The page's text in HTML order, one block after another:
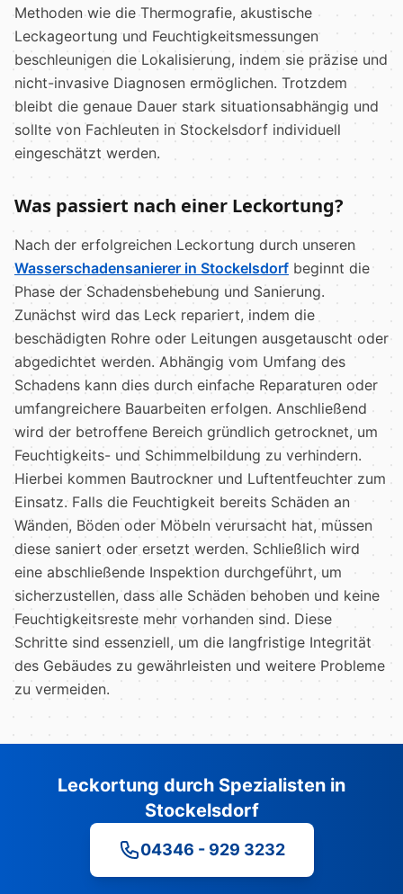
Methoden wie die Thermografie, akustische
Leckageortung und Feuchtigkeitsmessungen
beschleunigen die Lokalisierung, indem sie präzise und
nicht-invasive Diagnosen ermöglichen. Trotzdem
bleibt die genaue Dauer stark situationsabhängig und
sollte von Fachleuten in Stockelsdorf individuell
eingeschätzt werden.
Was passiert nach einer Leckortung?
Nach der erfolgreichen Leckortung durch unseren
Wasserschadensanierer in Stockelsdorf beginnt die
Phase der Schadensbehebung und Sanierung.
Zunächst wird das Leck repariert, indem die
beschädigten Rohre oder Leitungen ausgetauscht oder
abgedichtet werden. Abhängig vom Umfang des
Schadens kann dies durch einfache Reparaturen oder
umfangreichere Bauarbeiten erfolgen. Anschließend
wird der betroffene Bereich gründlich getrocknet, um
Feuchtigkeits- und Schimmelbildung zu verhindern.
Hierbei kommen Bautrockner und Luftentfeuchter zum
Einsatz. Falls die Feuchtigkeit bereits Schäden an
Wänden, Böden oder Möbeln verursacht hat, müssen
diese saniert oder ersetzt werden. Schließlich wird
eine abschließende Inspektion durchgeführt, um
sicherzustellen, dass alle Schäden behoben und keine
Feuchtigkeitsreste mehr vorhanden sind. Diese
Schritte sind essenziell, um die langfristige Integrität
des Gebäudes zu gewährleisten und weitere Probleme
zu vermeiden.
Leckortung durch Spezialisten in
Stockelsdorf
04346 - 929 3232